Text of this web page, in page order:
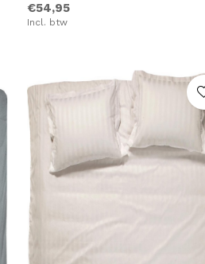
€54,95
Incl. btw